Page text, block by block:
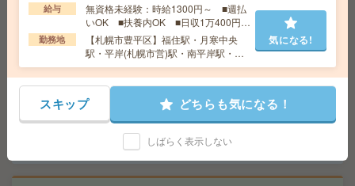
「さっぽろ駅」 徒歩 5分
【8月開始】在宅あり！長期！バナー広告をつくるお仕
事！朝遅め[派遣]
給 与 時給1300円 月収例 208,000円+残業代
交通費
大通駅徒歩5分、さっぽろ駅徒歩8分 ※おしゃ
れなオフィス！ベンチャーです！
給与
無資格未経験：時給1300円～ ■週払
いOK ■扶養内OK ■日収1万400円以
上
勤務地
【札幌市豊平区】福住駅・月寒中央
駅・平岸(札幌市営)駅・南平岸駅・中
の島駅など勤務地多数！
気になる!
スキップ どちらも気になる！
しばらく表示しない